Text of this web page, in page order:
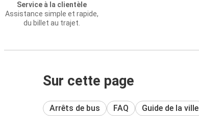
Service à la clientèle
Assistance simple et rapide,
du billet au trajet.
Sur cette page
Arrêts de bus FAQ Guide de la ville